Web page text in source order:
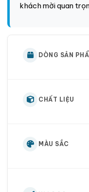
khách mời quan
DÒNG SẢN
CHẤT LIỆU
MÀU SẮC